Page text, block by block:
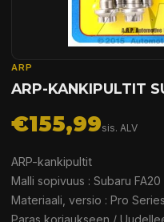
ARP
ARP-KANKIPULTIT
€155,99sis. ALV
ARP-kankipultit
Malli sopivuus : Subaru FA20
Materiaali, versio : Pro
Paras korjaukseen /